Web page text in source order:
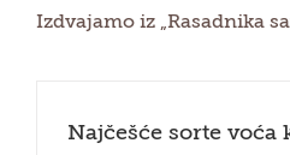
Izdvajamo iz „Rasadnika
Najčešće sorte voća